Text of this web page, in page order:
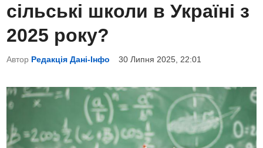
e
d
i
n
сільські школи в Україні з
2025 року?
Автор Редакція Дані-Інфо 30 Липня 2025, 22:01